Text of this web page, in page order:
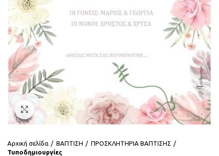
Click to enlarge
Αρχική σελίδα ΒΑΠΤΙΣΗ
ΠΡΟΣΚΛΗΤΗΡΙΑ ΒΑΠΤΙΣΗΣ
Τυποδημιουργίες